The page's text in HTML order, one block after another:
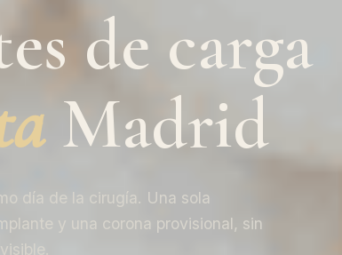
de carga
Madrid
día de la cirugía. Una sola
y una corona provisional, sin